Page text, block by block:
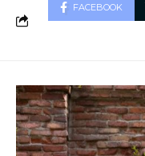
FACEBOOK